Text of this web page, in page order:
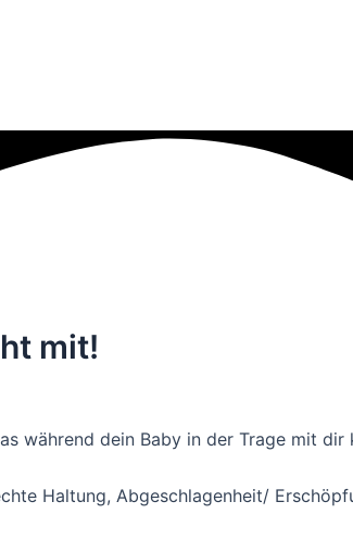
mit!
während dein Baby in der Trage mit dir
Haltung, Abgeschlagenheit/